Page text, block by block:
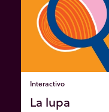
Interactivo
La lupa